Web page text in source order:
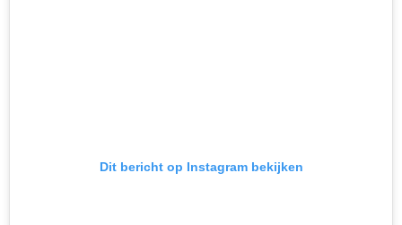
Dit bericht op Instagram bekijken